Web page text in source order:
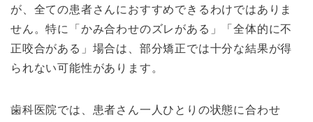
が、全ての患者さんにおすすめできるわけではありま
せん。特に「かみ合わせのズレがある」「全体的に不
正咬合がある」場合は、部分矯正では十分な結果が得
られない可能性があります。
歯科医院では、患者さん一人ひとりの状態に合わせ